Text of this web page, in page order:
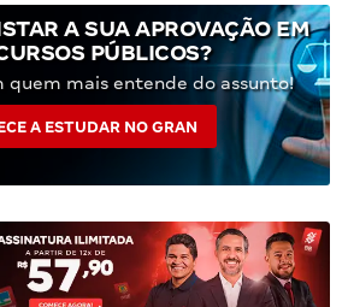
A SUA APROVAÇÃO EM
PÚBLICOS?
quem mais entende do assunto!
A ESTUDAR NO GRAN